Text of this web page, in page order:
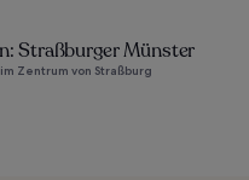
Straßburger Münster
Zentrum von Straßburg